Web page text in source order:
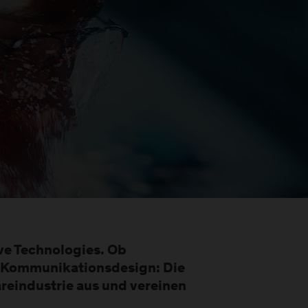
Technologies. Ob
Die
aus und vereinen